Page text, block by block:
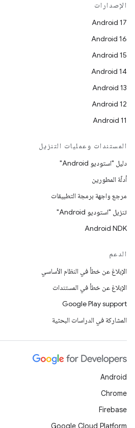
الإصدارات
Android 17
Android 16
Android 15
Android 14
Android 13
Android 12
Android 11
المستندات وعمليات التنزيل
دليل "استوديو Android"
أدلّة المطورين
مرجع واجهة برمجة التطبيقات
تنزيل "استوديو Android"
Android NDK
الدعم
الإبلاغ عن خطأ في النظام الأساسي
الإبلاغ عن خطأ في المستندات
Google Play support
المشاركة في الدراسات البحثية
Android
Chrome
Firebase
Google Cloud Platform